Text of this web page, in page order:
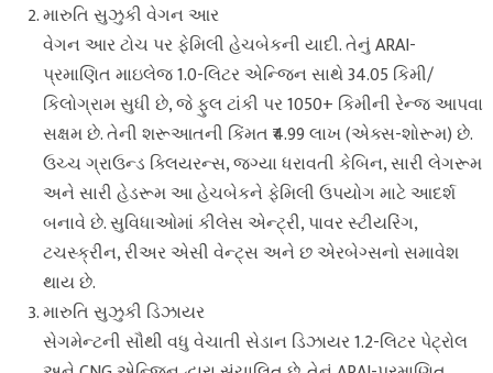
મારુતિ સુઝુકી વેગન આર
વેગન આર ટોચ પર ફેમિલી હેચબેકની યાદી. તેનું ARAI-
પ્રમાણિત માઇલેજ 1.0-લિટર એન્જિન સાથે 34.05 કિમી/
કિલોગ્રામ સુધી છે, જે ફુલ ટાંકી પર 1050+ કિમીની રેન્જ આપવા
સક્ષમ છે. તેની શરૂઆતની કિંમત ₹4.99 લાખ (એક્સ-શોરૂમ) છે.
ઉચ્ચ ગ્રાઉન્ડ ક્લિયરન્સ, જગ્યા ધરાવતી કેબિન, સારી લેગરૂમ
અને સારી હેડરૂમ આ હેચબેકને ફેમિલી ઉપયોગ માટે આદર્શ
બનાવે છે. સુવિધાઓમાં કીલેસ એન્ટ્રી, પાવર સ્ટીયરિંગ,
ટચસ્ક્રીન, રીઅર એસી વેન્ટ્સ અને છ એરબેગ્સનો સમાવેશ
થાય છે.
મારુતિ સુઝુકી ડિઝાયર
સેગમેન્ટની સૌથી વધુ વેચાતી સેડાન ડિઝાયર 1.2-લિટર પેટ્રોલ